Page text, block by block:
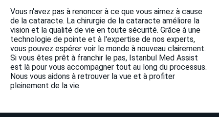
Vous n'avez pas à renoncer à ce que vous aimez à cause
de la cataracte. La chirurgie de la cataracte améliore la
vision et la qualité de vie en toute sécurité. Grâce à une
technologie de pointe et à l'expertise de nos experts,
vous pouvez espérer voir le monde à nouveau clairement.
Si vous êtes prêt à franchir le pas, Istanbul Med Assist
est là pour vous accompagner tout au long du processus.
Nous vous aidons à retrouver la vue et à profiter
pleinement de la vie.